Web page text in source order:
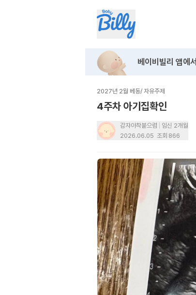
베이비빌리 앱에서
2027년 2월 베동/ 자유주제
4주차 아기집확인
감쟈야착붙으렴
임신 2개월
2026.06.05 조회 866